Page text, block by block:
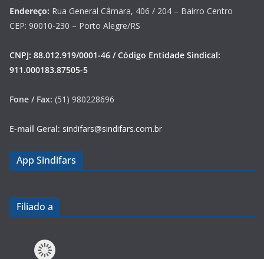
Endereço: Rua General Câmara, 406 / 204 – Bairro Centro
CEP: 90010-230 – Porto Alegre/RS
CNPJ: 88.012.919/0001-46 / Código Entidade Sindical:
911.000183.87505-5
Fone / Fax: (51) 980228696
E-mail Geral: sindifars@sindifars.com.br
App Sindifars
Filiado a